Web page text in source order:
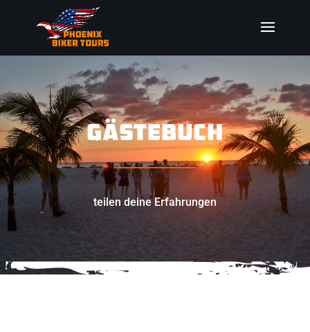
GÄSTEBUCH
_________________
teilen deine Erfahrungen